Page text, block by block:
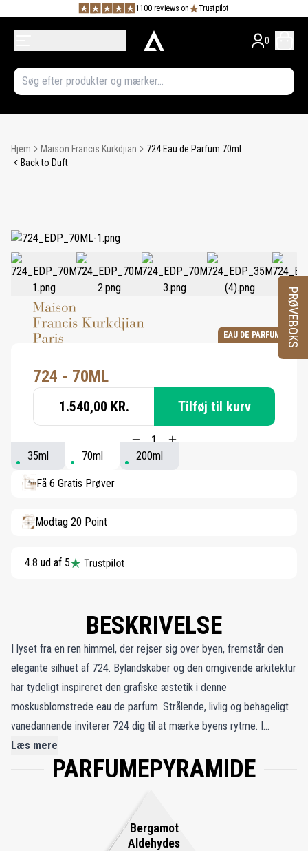
1100 reviews on Trustpilot
0
Hjem Maison Francis Kurkdjian
724 Eau de Parfum 70ml
Back to Duft
EAU DE PARFUM
724 - 70ML
1.540,00 KR. Tilføj til kurv
35ml 70ml 200ml
Få 6 Gratis Prøver
Modtag 20 Point
4.8 ud af 5
BESKRIVELSE
I lyset fra en ren himmel, der rejser sig over byen, fremstår den
elegante silhuet af 724. Bylandskaber og den omgivende arkitektur
har tydeligt inspireret den grafiske æstetik i denne
moskusblomstrede eau de parfum. Strålende, livlig og behageligt
vanedannende inviterer 724 dig til at mærke byens rytme. I
topnoterne fornemmes en frisk, urban akkord. Det er følelsen af
ren og energigivende friskhed, skabt af italiensk bergamotte og
blomsterbuket struktureret omkring jasminabsolut fra Egypten,
lathyrus og uægte jasmin. I bundnoterne overgiver dette hvide
Læs mere
PARFUMEPYRAMIDE
Bergamot
Aldehydes
PRØVEBOKS